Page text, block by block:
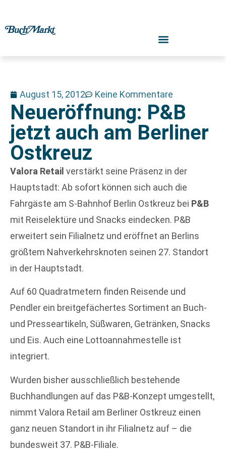
August 15, 2012 Keine Kommentare
Neueröffnung: P&B
jetzt auch am Berliner
Ostkreuz
Valora Retail verstärkt seine Präsenz in der
Hauptstadt: Ab sofort können sich auch die
Fahrgäste am S-Bahnhof Berlin Ostkreuz bei P&B
mit Reiselektüre und Snacks eindecken. P&B
erweitert sein Filialnetz und eröffnet an Berlins
größtem Nahverkehrsknoten seinen 27. Standort
in der Hauptstadt.
Auf 60 Quadratmetern finden Reisende und
Pendler ein breitgefächertes Sortiment an Buch-
und Presseartikeln, Süßwaren, Getränken, Snacks
und Eis. Auch eine Lottoannahmestelle ist
integriert.
Wurden bisher ausschließlich bestehende
Buchhandlungen auf das P&B-Konzept umgestellt,
nimmt Valora Retail am Berliner Ostkreuz einen
ganz neuen Standort in ihr Filialnetz auf – die
bundesweit 37. P&B-Filiale.